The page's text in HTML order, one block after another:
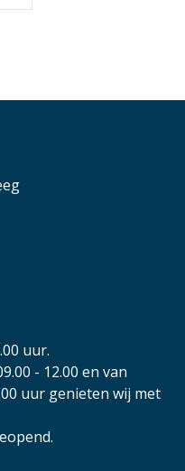
uur.
- 12.00 en van
uur genieten wij met